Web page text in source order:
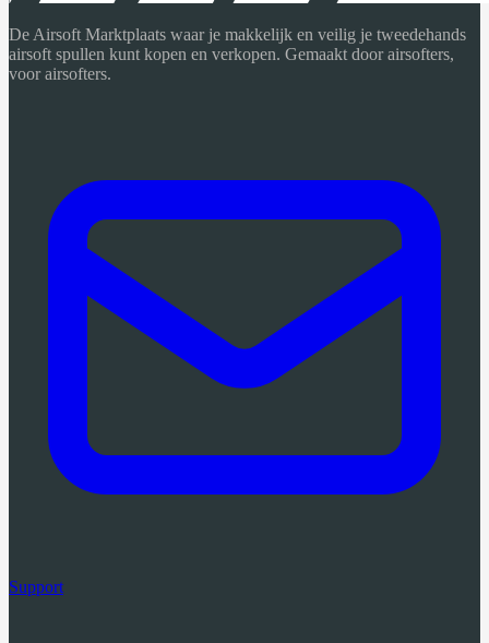
De Airsoft Marktplaats waar je makkelijk en veilig je tweedehands
airsoft spullen kunt kopen en verkopen. Gemaakt door airsofters,
voor airsofters.
Support